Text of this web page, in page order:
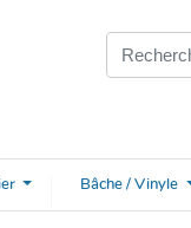
Bâche / Vinyle